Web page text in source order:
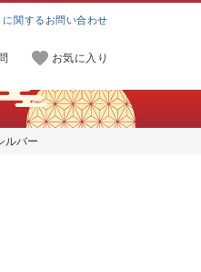
に関するお問い合わせ
お気に入り
ルバー